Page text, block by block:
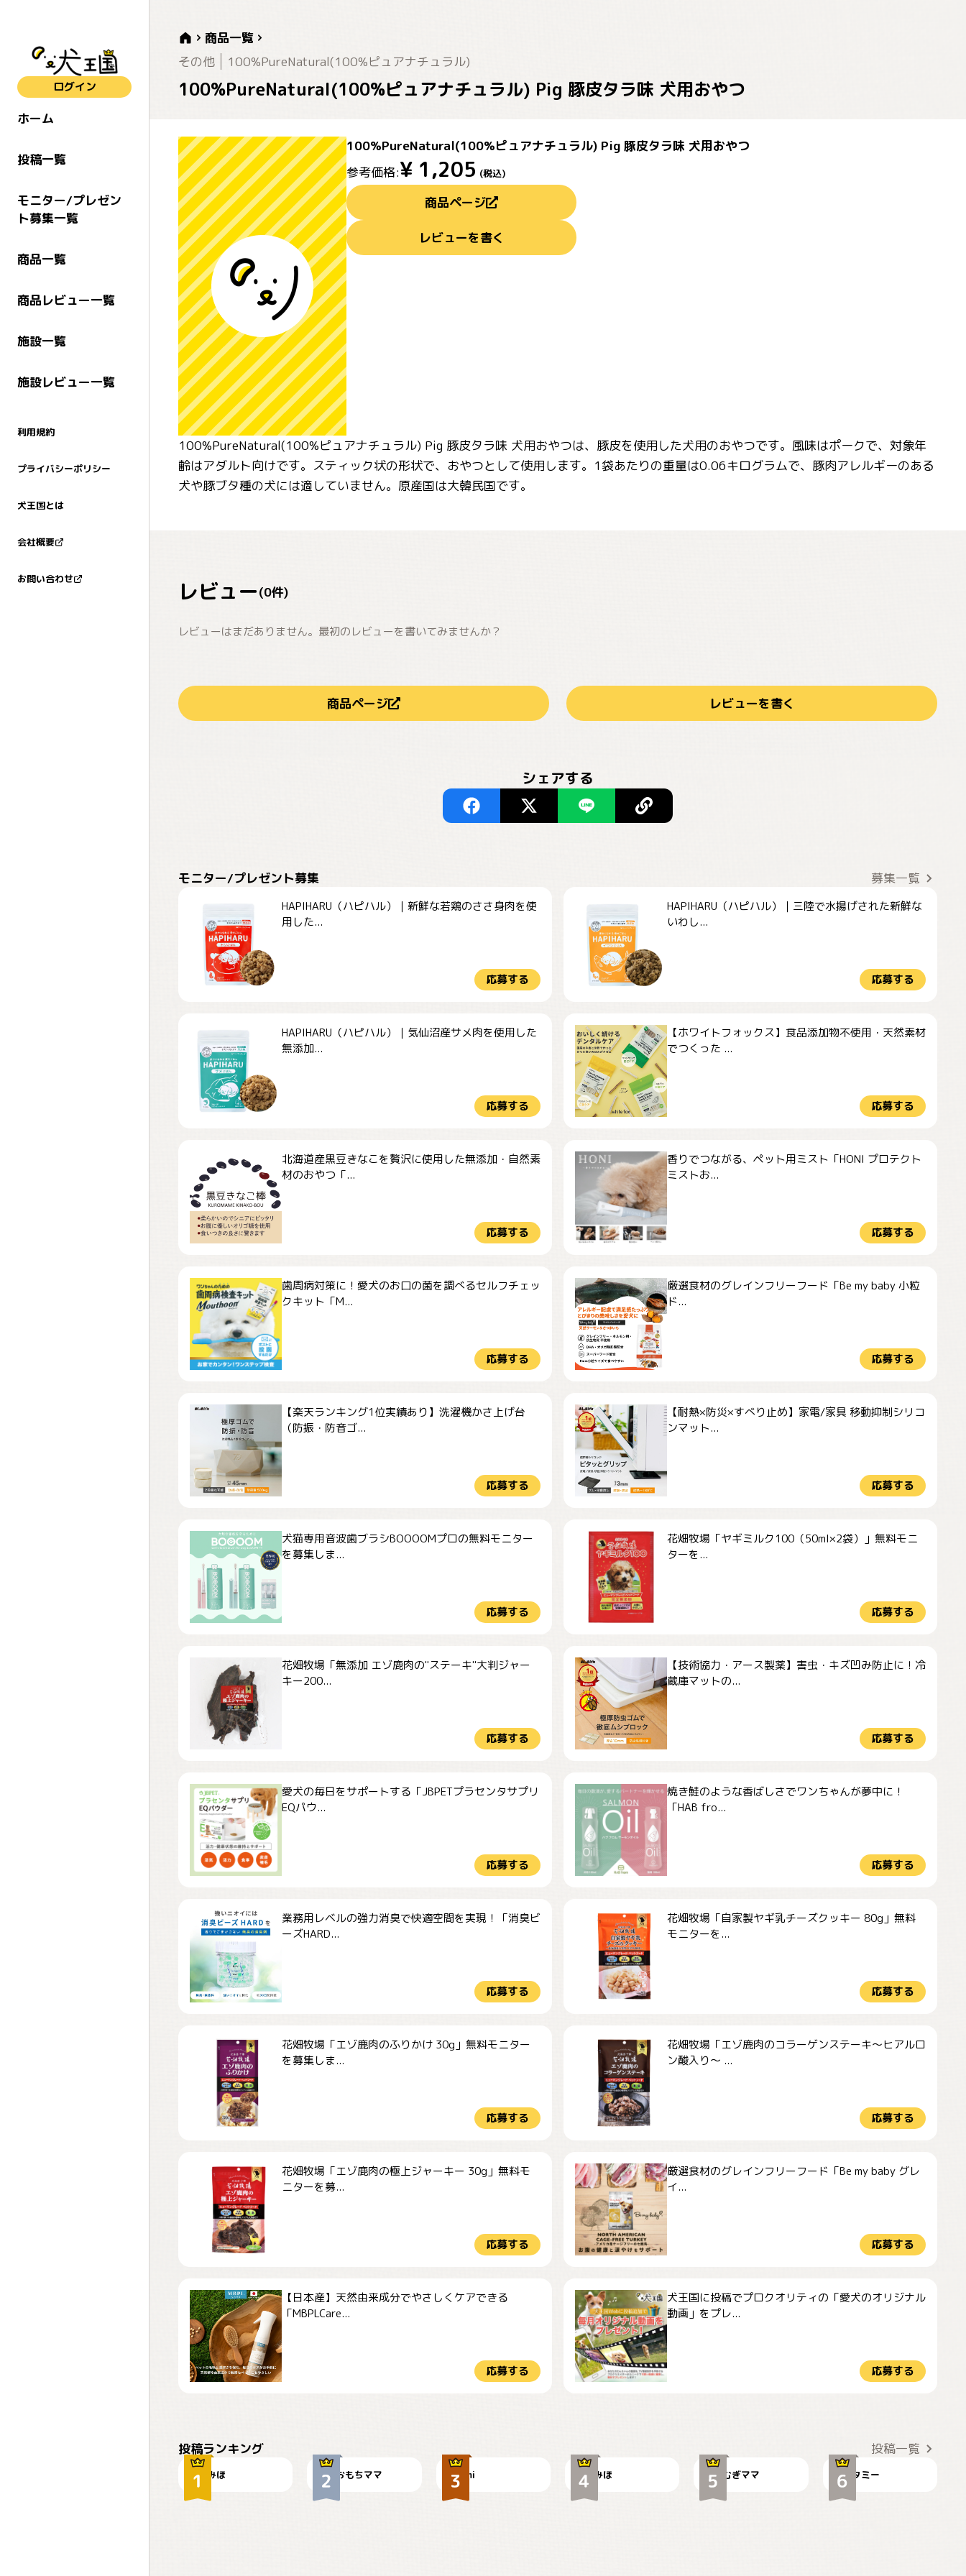
ログイン
ホーム
投稿一覧
モニター/プレゼン
ト募集一覧
商品一覧
商品レビュー一覧
施設一覧
施設レビュー一覧
利用規約
プライバシーポリシー
犬王国とは
会社概要
お問い合わせ
商品一覧
その他
100%PureNatural(100%ピュアナチュラル)
100%PureNatural(100%ピュアナチュラル) Pig 豚皮タラ味 犬用おやつ
100%PureNatural(100%ピュアナチュラル) Pig 豚皮タラ味 犬用おやつ
参考価格:¥ 1,205 (税込)
商品ページ
レビューを書く
100%PureNatural(100%ピュアナチュラル) Pig 豚皮タラ味 犬用おやつは、豚皮を使用した犬用のおやつです。風味はポークで、対象年
齢はアダルト向けです。スティック状の形状で、おやつとして使用します。1袋あたりの重量は0.06キログラムで、豚肉アレルギーのある
犬や豚ブタ種の犬には適していません。原産国は大韓民国です。
レビュー(0件)
レビューはまだありません。最初のレビューを書いてみませんか？
商品ページ レビューを書く
シェアする
モニター/プレゼント募集 募集一覧
HAPIHARU（ハピハル）｜新鮮な若鶏のささ身肉を使
用した...
応募する
HAPIHARU（ハピハル）｜三陸で水揚げされた新鮮な
いわし...
応募する
HAPIHARU（ハピハル）｜気仙沼産サメ肉を使用した
無添加...
応募する
【ホワイトフォックス】食品添加物不使用・天然素材
でつくった ...
応募する
北海道産黒豆きなこを贅沢に使用した無添加・自然素
材のおやつ「...
応募する
香りでつながる、ペット用ミスト「HONI プロテクト
ミストお...
応募する
歯周病対策に！愛犬のお口の菌を調べるセルフチェッ
クキット「M...
応募する
厳選食材のグレインフリーフード「Be my baby 小粒
ド...
応募する
【楽天ランキング1位実績あり】洗濯機かさ上げ台
（防振・防音ゴ...
応募する
【耐熱×防災×すべり止め】家電/家具 移動抑制シリコ
ンマット...
応募する
犬猫専用音波歯ブラシBOOOOMプロの無料モニター
を募集しま...
応募する
花畑牧場「ヤギミルク100（50ml×2袋）」無料モニ
ターを...
応募する
花畑牧場「無添加 エゾ鹿肉の"ステーキ"大判ジャー
キー200...
応募する
【技術協力・アース製薬】害虫・キズ凹み防止に！冷
蔵庫マットの...
応募する
愛犬の毎日をサポートする「JBPETプラセンタサプリ
EQパウ...
応募する
焼き鮭のような香ばしさでワンちゃんが夢中に！
「HAB fro...
応募する
業務用レベルの強力消臭で快適空間を実現！「消臭ビ
ーズHARD...
応募する
花畑牧場「自家製ヤギ乳チーズクッキー 80g」無料
モニターを...
応募する
花畑牧場「エゾ鹿肉のふりかけ 30g」無料モニター
を募集しま...
応募する
花畑牧場「エゾ鹿肉のコラーゲンステーキ～ヒアルロ
ン酸入り～ ...
応募する
花畑牧場「エゾ鹿肉の極上ジャーキー 30g」無料モ
ニターを募...
応募する
厳選食材のグレインフリーフード「Be my baby グレ
イ...
応募する
【日本産】天然由来成分でやさしくケアできる
「MBPLCare...
応募する
犬王国に投稿でプロクオリティの「愛犬のオリジナル
動画」をプレ...
応募する
投稿ランキング 投稿一覧
みほ おもちママ mi みほ むぎママ タミー